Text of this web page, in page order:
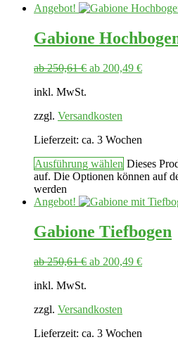
Angebot!
Gabione
ab250,61€ ab 200,49 €
inkl. MwSt.
zzgl. Versandkosten
Lieferzeit: ca. 3 Wochen
Ausführung wählen Dieses
auf. Die Optionen können auf
werden
Angebot!
Gabione Tiefbogen
ab250,61€ ab 200,49 €
inkl. MwSt.
zzgl. Versandkosten
Lieferzeit: ca. 3 Wochen